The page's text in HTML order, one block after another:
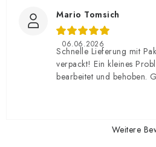
Mario Tomsich
06.06.2026
Schnelle Lieferung mit
verpackt! Ein kleines
bearbeitet und behoben.
Weitere